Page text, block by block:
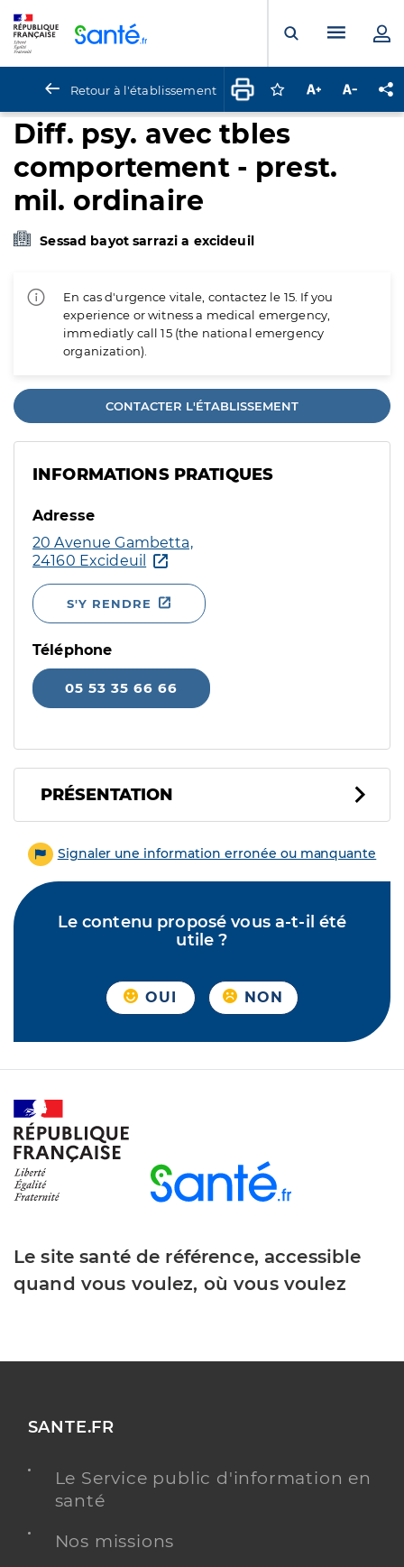
Ouvrir laMenu
Retour à l'établissement Connectez-vous
Augmenter la
Diff. psy. avec tbles
comportement - prest.
mil. ordinaire
Sessad bayot sarrazi a excideuil
En cas d'urgence vitale, contactez le 15. If you
experience or witness a medical emergency,
immediatly call 15 (the national emergency
organization).
CONTACTER L'ÉTABLISSEMENT
INFORMATIONS PRATIQUES
Adresse
20 Avenue Gambetta,
24160 Excideuil
S'Y RENDRE
Téléphone
05 53 35 66 66
PRÉSENTATION
Signaler une information erronée ou manquante
Le contenu proposé vous a-t-il été
utile ?
OUI NON
Le site santé de référence, accessible
quand vous voulez, où vous voulez
SANTE.FR
Le Service public d'information en
santé
Nos missions